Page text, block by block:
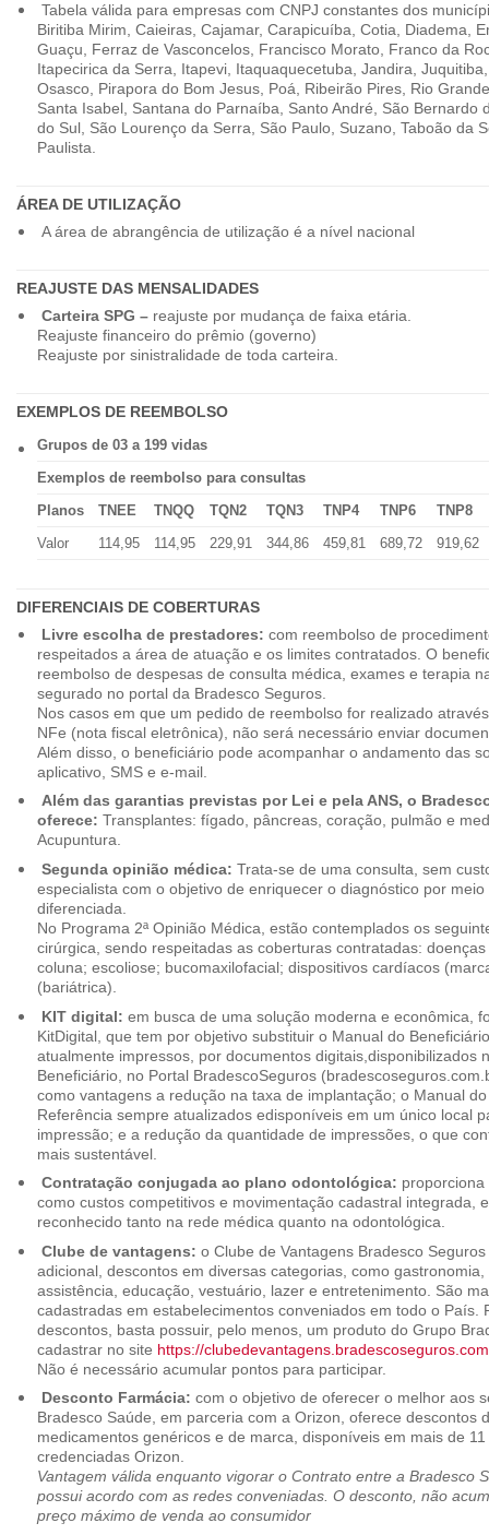
Tabela válida para empresas com CNPJ constantes dos
Biritiba Mirim, Caieiras, Cajamar, Carapicuíba, Cotia, Diadema,
Guaçu, Ferraz de Vasconcelos, Francisco Morato, Franco da
Itapecirica da Serra, Itapevi, Itaquaquecetuba, Jandira,
Osasco, Pirapora do Bom Jesus, Poá, Ribeirão Pires, Rio
Santa Isabel, Santana do Parnaíba, Santo André, São Bernardo
do Sul, São Lourenço da Serra, São Paulo, Suzano, Taboão da
Paulista.
ÁREA DE UTILIZAÇÃO
A área de abrangência de utilização é a nível nacional
REAJUSTE DAS MENSALIDADES
Carteira SPG –reajuste por mudança de faixa etária.
Reajuste financeiro do prêmio (governo)
Reajuste por sinistralidade de toda carteira.
EXEMPLOS DE REEMBOLSO
Grupos de 03 a 199 vidas
Exemplos de reembolso para consultas
Planos
TNEE TNQQ TQN2 TQN3 TNP4 TNP6
TNP8
Valor
114,95 114,95 229,91 344,86 459,81 689,72 919,62
DIFERENCIAIS DE COBERTURAS
Livre escolha de prestadores: com reembolso de
respeitados a área de atuação e os limites contratados. O
reembolso de despesas de consulta médica, exames e terapia
segurado no portal da Bradesco Seguros.
Nos casos em que um pedido de reembolso for realizado
NFe (nota fiscal eletrônica), não será necessário enviar
Além disso, o beneficiário pode acompanhar o andamento das
aplicativo, SMS e e-mail.
Além das garantias previstas por Lei e pela ANS, o
oferece: Transplantes: fígado, pâncreas, coração, pulmão e
Acupuntura.
Segunda opinião médica: Trata-se de uma consulta, sem
especialista com o objetivo de enriquecer o diagnóstico por
diferenciada.
No Programa 2ª Opinião Médica, estão contemplados os
cirúrgica, sendo respeitadas as coberturas contratadas:
coluna; escoliose; bucomaxilofacial; dispositivos cardíacos
(bariátrica).
KIT digital: em busca de uma solução moderna e econômica,
KitDigital, que tem por objetivo substituir o Manual do
atualmente impressos, por documentos digitais,disponibilizados
Beneficiário, no Portal BradescoSeguros
como vantagens a redução na taxa de implantação; o Manual
Referência sempre atualizados edisponíveis em um único local
impressão; e a redução da quantidade de impressões, o que
mais sustentável.
Contratação conjugada ao plano odontológica:
como custos competitivos e movimentação cadastral integrada,
reconhecido tanto na rede médica quanto na odontológica.
Clube de vantagens: o Clube de Vantagens Bradesco
adicional, descontos em diversas categorias, como
assistência, educação, vestuário, lazer e entretenimento. São
cadastradas em estabelecimentos conveniados em todo o País.
descontos, basta possuir, pelo menos, um produto do Grupo
cadastrar no site https://
Não é necessário acumular pontos para participar.
Desconto Farmácia: com o objetivo de oferecer o melhor aos
Bradesco Saúde, em parceria com a Orizon, oferece descontos
medicamentos genéricos e de marca, disponíveis em mais de
credenciadas Orizon.
Vantagem válida enquanto vigorar o Contrato entre a Bradesco
possui acordo com as redes conveniadas. O desconto, não
preço máximo de venda ao consumidor